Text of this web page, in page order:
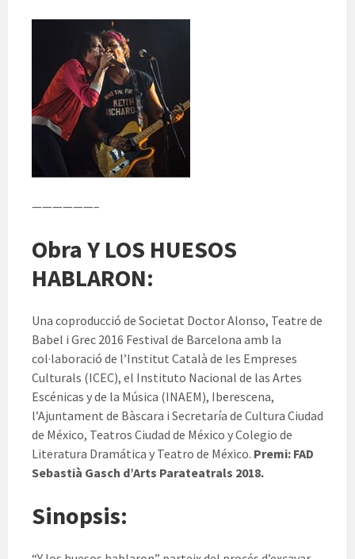
——————–
Obra Y LOS HUESOS
HABLARON:
Una coproducció de Societat Doctor Alonso, Teatre de
Babel i Grec 2016 Festival de Barcelona amb la
col·laboració de l’Institut Català de les Empreses
Culturals (ICEC), el Instituto Nacional de las Artes
Escénicas y de la Música (INAEM), Iberescena,
l’Ajuntament de Bàscara i Secretaría de Cultura Ciudad
de México, Teatros Ciudad de México y Colegio de
Literatura Dramática y Teatro de México. Premi: FAD
Sebastià Gasch d’Arts Parateatrals 2018.
Sinopsis: